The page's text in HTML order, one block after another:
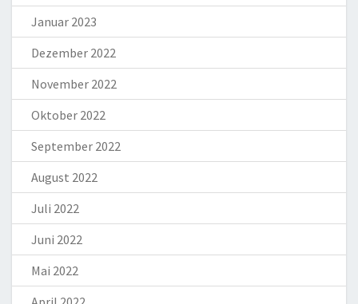
Januar 2023
Dezember 2022
November 2022
Oktober 2022
September 2022
August 2022
Juli 2022
Juni 2022
Mai 2022